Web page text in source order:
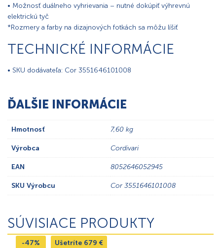
• Možnosť duálneho vyhrievania – nutné dokúpiť výhrevnú
elektrickú tyč
*Rozmery a farby na dizajnových fotkách sa môžu líšiť
TECHNICKÉ INFORMÁCIE
• SKU dodávateľa: Cor 3551646101008
ĎALŠIE INFORMÁCIE
Hmotnosť 7,60 kg
Výrobca Cordivari
EAN 8052646052945
SKU Výrobcu Cor 3551646101008
SÚVISIACE PRODUKTY
-47% Ušetríte 679 €